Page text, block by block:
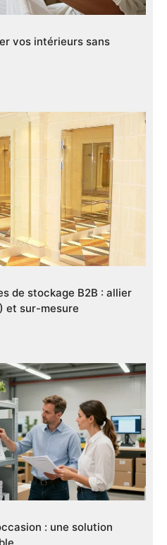
vos intérieurs sans
de stockage B2B : allier
et sur-mesure
: une solution